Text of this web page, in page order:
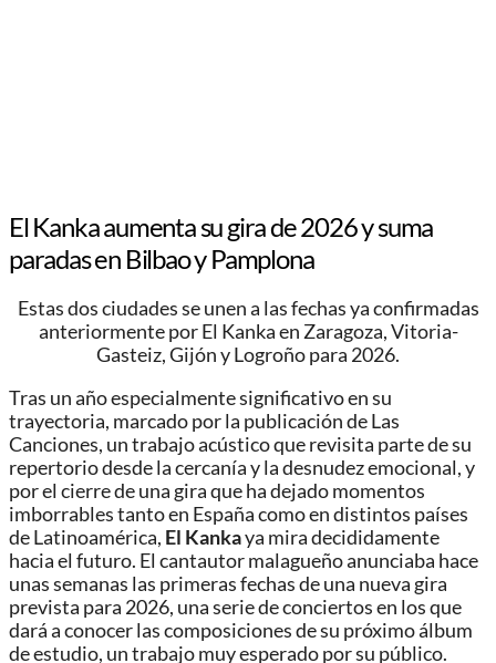
El Kanka aumenta su gira de 2026 y suma
paradas en Bilbao y Pamplona
Estas dos ciudades se unen a las fechas ya confirmadas
anteriormente por El Kanka en Zaragoza, Vitoria-
Gasteiz, Gijón y Logroño para 2026.
Tras un año especialmente significativo en su
trayectoria, marcado por la publicación de Las
Canciones, un trabajo acústico que revisita parte de su
repertorio desde la cercanía y la desnudez emocional, y
por el cierre de una gira que ha dejado momentos
imborrables tanto en España como en distintos países
de Latinoamérica, El Kankaya mira decididamente
hacia el futuro. El cantautor malagueño anunciaba hace
unas semanas las primeras fechas de una nueva gira
prevista para 2026, una serie de conciertos en los que
dará a conocer las composiciones de su próximo álbum
de estudio, un trabajo muy esperado por su público.